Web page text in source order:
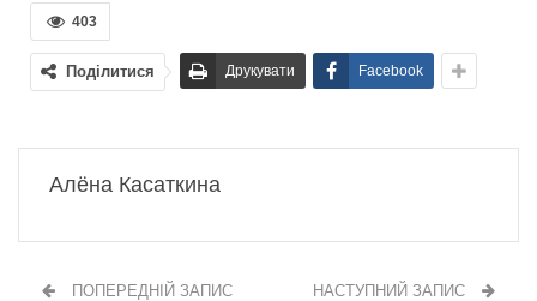
403
Поділитися Друкувати Facebook
Алёна Касаткина
ПОПЕРЕДНІЙ ЗАПИС НАСТУПНИЙ ЗАПИС